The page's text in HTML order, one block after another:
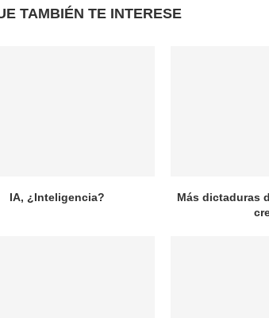
TAMBIÉN TE INTERESE
IA, ¿Inteligencia?
Más dictaduras